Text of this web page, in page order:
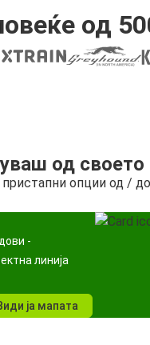
од
од своето
пристапни опции од /
-
линија
ја мапата